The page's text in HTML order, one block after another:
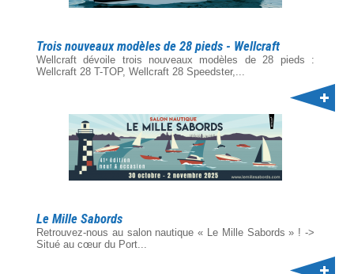
Trois nouveaux modèles de 28 pieds - Wellcraft
Wellcraft dévoile trois nouveaux modèles de 28 pieds :
Wellcraft 28 T-TOP, Wellcraft 28 Speedster,...
Le Mille Sabords
Retrouvez-nous au salon nautique « Le Mille Sabords » ! ->
Situé au cœur du Port...